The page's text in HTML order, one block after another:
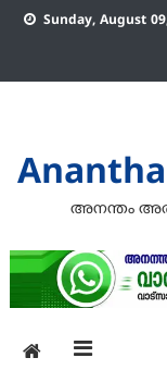
Skip
Sunday, August
അനന്തം